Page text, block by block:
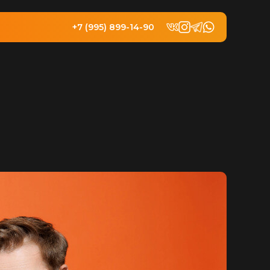
+7 (995) 899-14-90